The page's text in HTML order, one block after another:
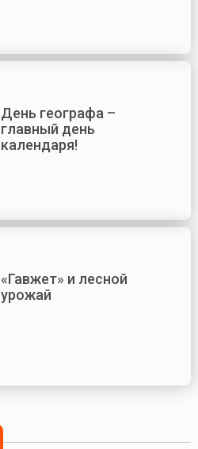
День географа –
главный день
календаря!
«Гавжет» и лесной
урожай